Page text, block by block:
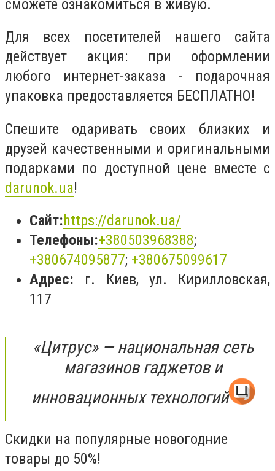
сможете ознакомиться в живую.
Для всех посетителей нашего сайта
действует акция: при оформлении
любого интернет-заказа - подарочная
упаковка предоставляется БЕСПЛАТНО!
Спешите одаривать своих близких и
друзей качественными и оригинальными
подарками по доступной цене вместе с
darunok.ua!
Сайт:https://darunok.ua/
Телефоны:+380503968388;
+380674095877; +380675099617
Адрес: г. Киев, ул. Кирилловская,
117
«Цитрус» — национальная сеть
магазинов гаджетов и
инновационных технологий
Скидки на популярные новогодние
товары до 50%!